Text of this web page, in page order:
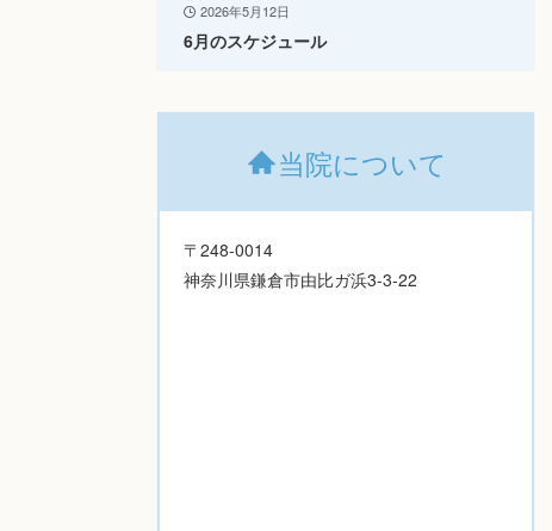
2026年5月12日
6月のスケジュール
当院について
〒248-0014
神奈川県鎌倉市由比ガ浜3-3-22